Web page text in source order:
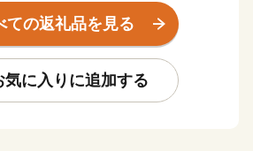
オーガニックビレッジ宣言」を行
の高い魅力ある農業の実現を目指し
ての返礼品を見る
気に入りに追加する